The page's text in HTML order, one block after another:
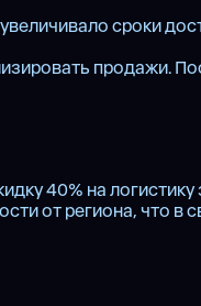
сроки
40% на
от региона, что в